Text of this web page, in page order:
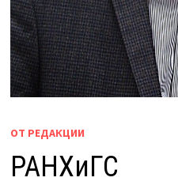
ОТ РЕДАКЦИИ
РАНХиГС